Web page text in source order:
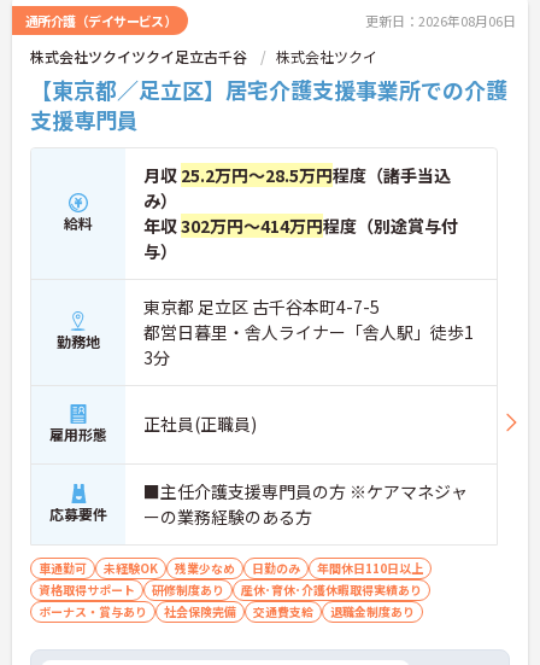
通所介護（デイサービス） 更新日：2026年08月06日
株式会社ツクイツクイ足立古千谷 株式会社ツクイ
【東京都／足立区】居宅介護支援事業所での介護
支援専門員
給料
月収 25.2万円～28.5万円程度（諸手当込
み）
年収302万円～414万円程度（別途賞与付
与）
勤務地
東京都 足立区 古千谷本町4-7-5
都営日暮里・舎人ライナー「舎人駅」徒歩1
3分
雇用形態 正社員(正職員)
応募要件
■主任介護支援専門員の方 ※ケアマネジャ
ーの業務経験のある方
車通勤可 未経験OK 残業少なめ 日勤のみ
年間休日110日以上
資格取得サポート
研修制度あり
産休･育休･介護休暇取得実績あり
ボーナス・賞与あり
社会保険完備 交通費支給 退職金制度あり